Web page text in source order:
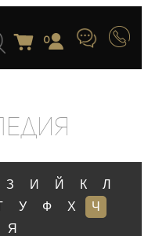
0
З И Й К
Л
У Ф Х
Ч
Я